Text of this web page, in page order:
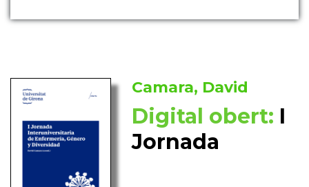
Camara, David
Digital obert: I
Jornada